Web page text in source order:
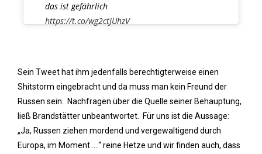
das ist gefährlich
https://t.co/wg2ctJUhzV
Sein Tweet hat ihm jedenfalls berechtigterweise einen
Shitstorm eingebracht und da muss man kein Freund der
Russen sein. Nachfragen über die Quelle seiner Behauptung,
ließ Brandstätter unbeantwortet. Für uns ist die Aussage:
„Ja, Russen ziehen mordend und vergewaltigend durch
Europa, im Moment ….“ reine Hetze und wir finden auch, dass